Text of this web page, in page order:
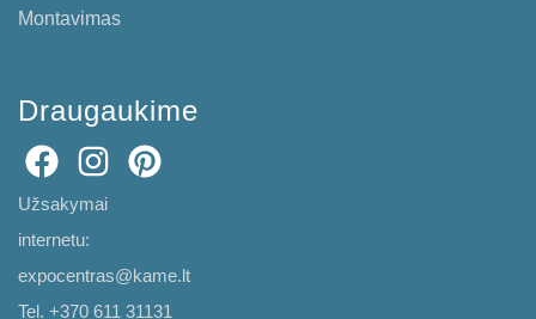
Montavimas
Draugaukime
Užsakymai
internetu:
expocentras@kame.lt
Tel. +370 611 31131